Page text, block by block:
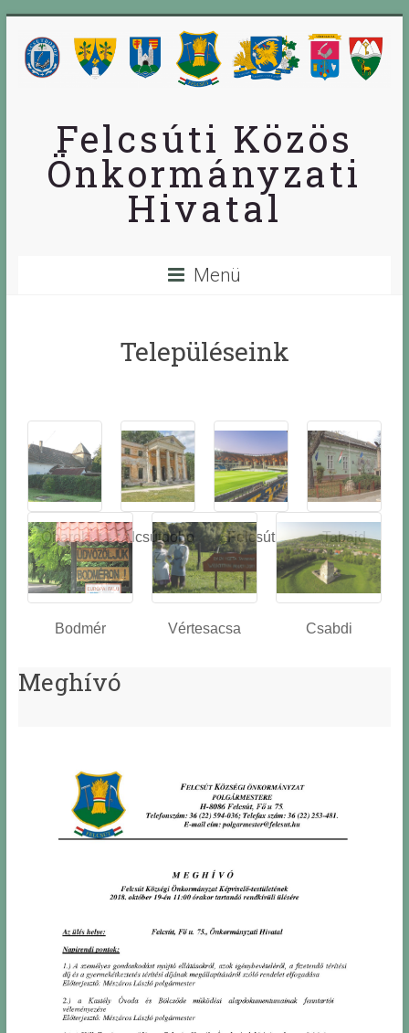
Felcsúti Közös
Önkormányzati
Hivatal
Menü
Településeink
Óbarok
Alcsútdobo
z
Felcsút Tabajd
Bodmér Vértesacsa Csabdi
Meghívó